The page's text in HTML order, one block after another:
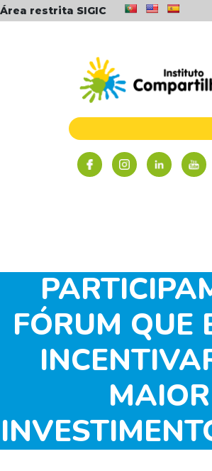
Área restrita SIGIC
FÓRUM QUE
MAIOR